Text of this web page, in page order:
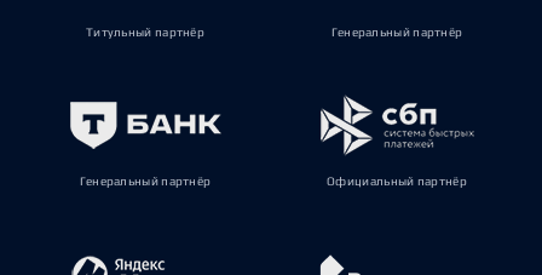
Титульный партнёр Генеральный партнёр
Генеральный партнёр Официальный партнёр